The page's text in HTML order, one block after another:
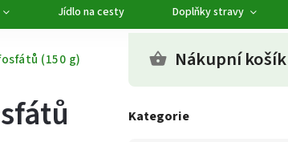
Jídlo na cesty Doplňky stravy
(150 g) Nákupní košík
Kategorie